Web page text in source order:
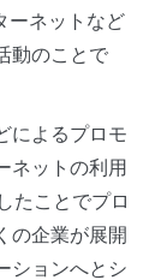
ーネットなど
動のことで
によるプロモ
ネットの利用
たことでプロ
の企業が展開
ションへとシ